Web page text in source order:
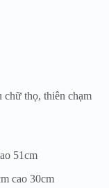
chữ thọ, thiên chạm
51cm
cao 30cm